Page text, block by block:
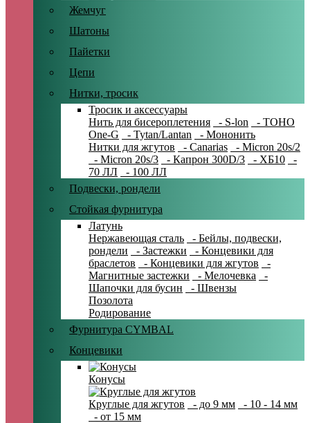
Жемчуг
Шатоны
Пайетки
Цепи
Нитки, тросик
Тросик и аксессуары
Нить для бисероплетения
- S-lon
- TOHO
One-G
- Tytan/Lantan
- Мононить
Нитки для жгутов
- Canarias
- Micron 20s/2
- Micron 20s/3
- Капрон 300D/3 - ХБ10
-
70 ЛЛ
- 100 ЛЛ
Подвески, рондели
Стойкая фурнитура
Латунь
Нержавеющая сталь
- Бейлы, подвески,
рондели
- Застежки
- Концевики для
браслетов
- Концевики для жгутов
-
Магнитные застежки
- Мелочевка
-
Шапочки для бусин
- Швензы
Позолота
Родирование
Фурнитура CYMBAL
Концевики
Конусы
Круглые для жгутов - до 9 мм
- 10 - 14 мм
- от 15 мм